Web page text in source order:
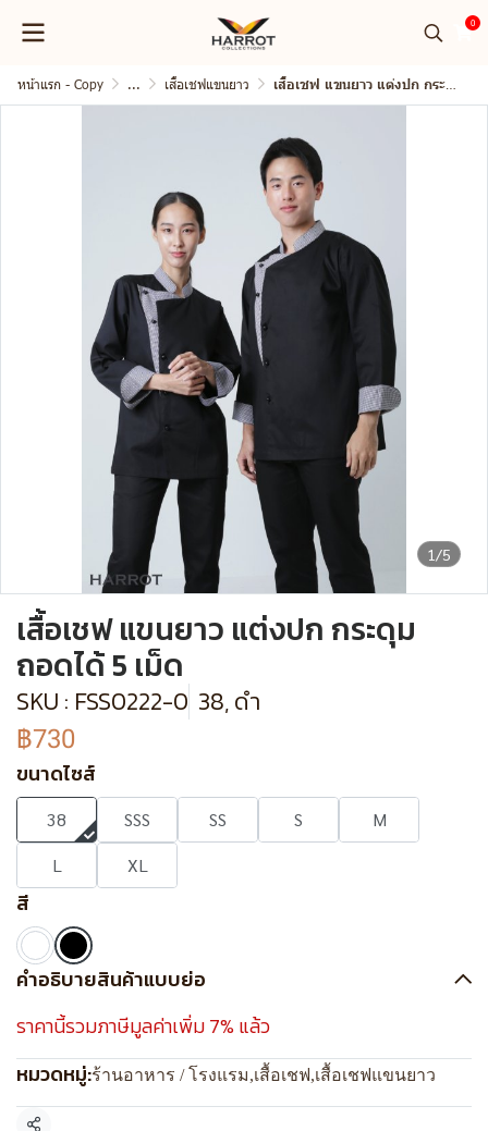
0
หน้าแรก - Copy ... เสื้อเชฟแขนยาว เสื้อเชฟ แขนยาว แต่งปก กระดุมถอดได้ 5 เม็ด
1/5
เสื้อเชฟ แขนยาว แต่งปก กระดุม
ถอดได้ 5 เม็ด
SKU : FSS0222-0 38, ดำ
฿730
ขนาดไซส์
38 SSS SS S
M
L
XL
สี
คำอธิบายสินค้าแบบย่อ
ราคานี้รวมภาษีมูลค่าเพิ่ม 7% แล้ว
หมวดหมู่:ร้านอาหาร / โรงแรม,เสื้อเชฟ,เสื้อเชฟแขนยาว